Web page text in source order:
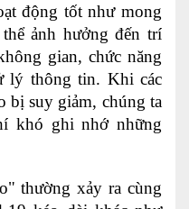
động tốt như mong
ảnh hưởng đến trí
gian, chức năng
lý thông tin. Khi các
bị suy giảm, chúng ta
khó ghi nhớ những
thường xảy ra cùng